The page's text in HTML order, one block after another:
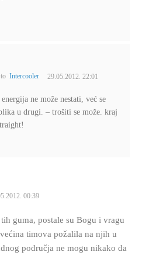
toIntercooler 29.05.2012. 22:01
ne može nestati, već se
u drugi. – trošiti se može. kraj
00:39
guma, postale su Bogu i vragu
timova požalila na njih u
područja ne mogu nikako da